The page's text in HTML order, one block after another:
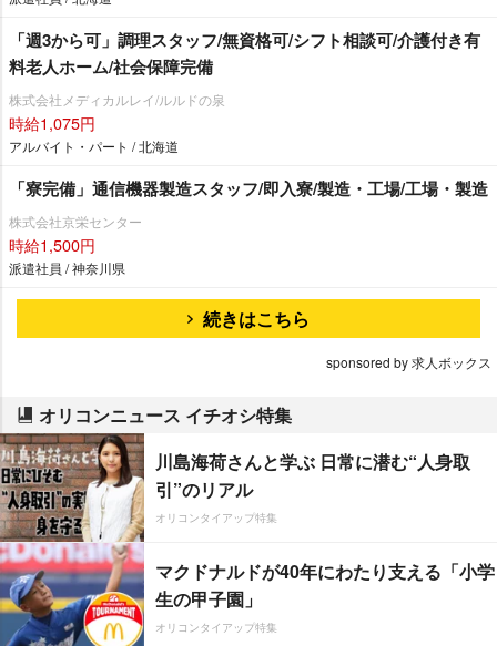
「週3から可」調理スタッフ/無資格可/シフト相談可/介護付き有
料老人ホーム/社会保障完備
株式会社メディカルレイ/ルルドの泉
時給1,075円
アルバイト・パート / 北海道
「寮完備」通信機器製造スタッフ/即入寮/製造・工場/工場・製造
株式会社京栄センター
時給1,500円
派遣社員 / 神奈川県
続きはこちら
sponsored by 求人ボックス
オリコンニュース イチオシ特集
川島海荷さんと学ぶ 日常に潜む“人身取
引”のリアル
オリコンタイアップ特集
マクドナルドが40年にわたり支える「小学
生の甲子園」
オリコンタイアップ特集